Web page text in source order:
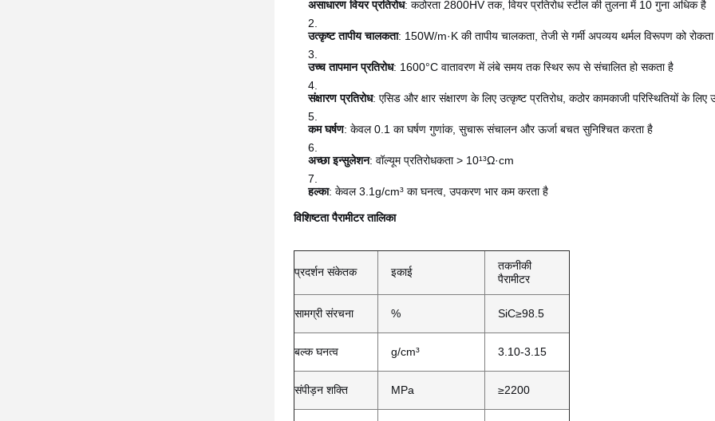
असाधारण वियर प्रतिरोध: कठोरता 2800HV तक, वियर प्रतिरोध स्टील की तुलना में 10 गुना अधिक है
उत्कृष्ट तापीय चालकता: 150W/m·K की तापीय चालकता, तेजी से गर्मी अपव्यय थर्मल विरूपण को
उच्च तापमान प्रतिरोध: 1600°C वातावरण में लंबे समय तक स्थिर रूप से संचालित हो सकता है
संक्षारण प्रतिरोध: एसिड और क्षार संक्षारण के लिए उत्कृष्ट प्रतिरोध, कठोर कामकाजी परिस्थितियों के लिए
कम घर्षण: केवल 0.1 का घर्षण गुणांक, सुचारू संचालन और ऊर्जा बचत सुनिश्चित करता है
अच्छा इन्सुलेशन: वॉल्यूम प्रतिरोधकता > 10¹³Ω·cm
हल्का: केवल 3.1g/cm³ का घनत्व, उपकरण भार कम करता है
विशिष्टता पैरामीटर तालिका
प्रदर्शन संकेतक इकाई
तकनीकी
पैरामीटर
सामग्री संरचना % SiC≥98.5
बल्क घनत्व g/cm³ 3.10-3.15
संपीड़न शक्ति MPa ≥2200